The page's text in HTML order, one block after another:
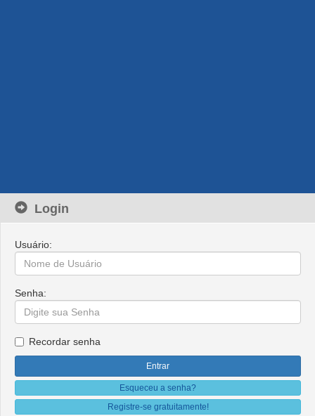
Login
Usuário:
Senha:
Recordar senha
Esqueceu a senha?
Registre-se gratuitamente!